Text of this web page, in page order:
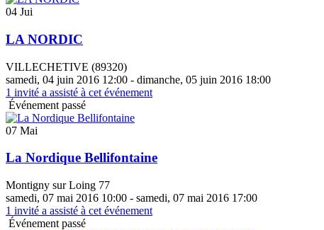
04 Jui
LA NORDIC
VILLECHETIVE (89320)
samedi, 04 juin 2016 12:00 - dimanche, 05 juin 2016 18:00
1 invité a assisté à cet événement
Événement passé
07 Mai
La Nordique Bellifontaine
Montigny sur Loing 77
samedi, 07 mai 2016 10:00 - samedi, 07 mai 2016 17:00
1 invité a assisté à cet événement
Événement passé